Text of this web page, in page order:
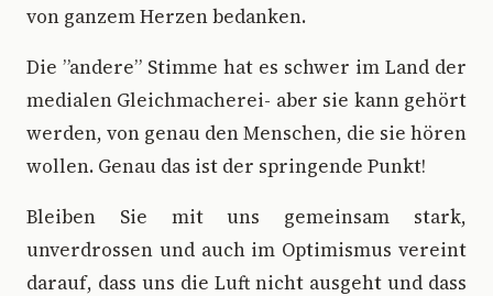
von ganzem Herzen bedanken.
Die ”andere” Stimme hat es schwer im Land der
medialen Gleichmacherei- aber sie kann gehört
werden, von genau den Menschen, die sie hören
wollen. Genau das ist der springende Punkt!
Bleiben Sie mit uns gemeinsam stark,
unverdrossen und auch im Optimismus vereint
darauf, dass uns die Luft nicht ausgeht und dass